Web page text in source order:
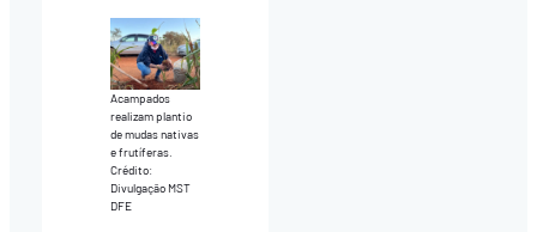
Acampados
realizam plantio
de mudas nativas
e frutíferas.
Crédito:
Divulgação MST
DFE